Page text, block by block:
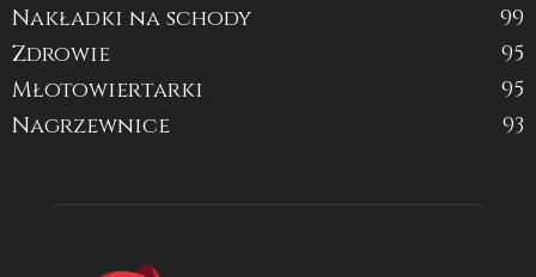
Nakładki na schody
99
Zdrowie
95
Młotowiertarki
95
Nagrzewnice
93